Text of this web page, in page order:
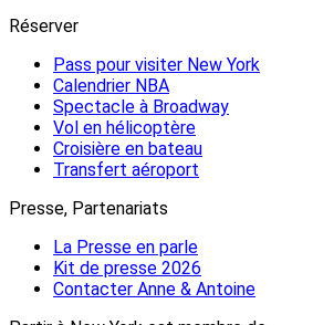
Réserver
Pass pour visiter New York
Calendrier NBA
Spectacle à Broadway
Vol en hélicoptère
Croisière en bateau
Transfert aéroport
Presse, Partenariats
La Presse en parle
Kit de presse 2026
Contacter Anne & Antoine